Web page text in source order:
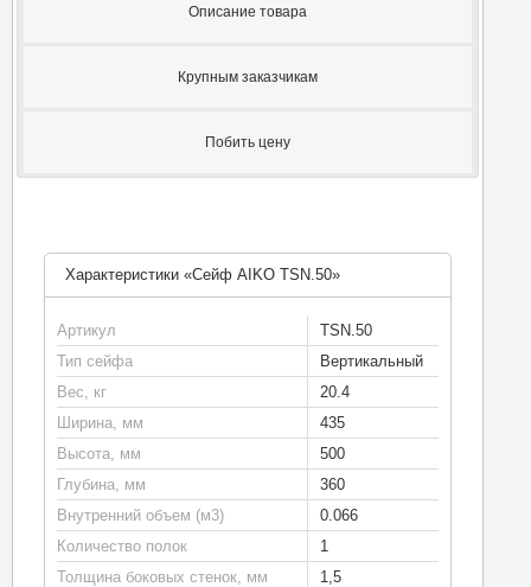
Описание товара
Крупным заказчикам
Побить цену
Характеристики «Сейф AIKO TSN.50»
Артикул
TSN.50
Тип сейфа
Вертикальный
Вес, кг
20.4
Ширина, мм
435
Высота, мм
500
Глубина, мм
360
Внутренний объем (м3)
0.066
Количество полок
1
Толщина боковых стенок, мм
1,5